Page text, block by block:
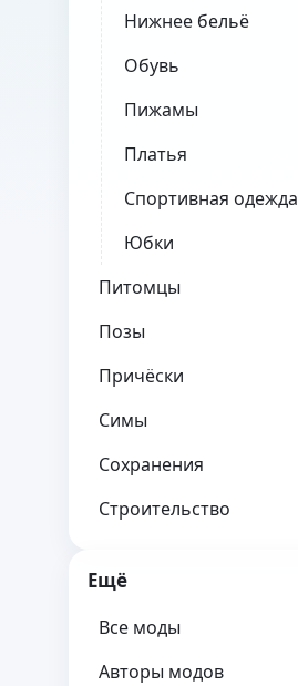
Нижнее бельё
Обувь
Пижамы
Платья
Спортивная одежда
Юбки
Питомцы
Позы
Причёски
Симы
Сохранения
Строительство
Ещё
Все моды
Авторы модов